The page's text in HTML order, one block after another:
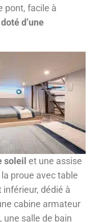
pont, facile à
d’une
soleil et une assise
proue avec table
dédié à
cabine armateur
une salle de bain